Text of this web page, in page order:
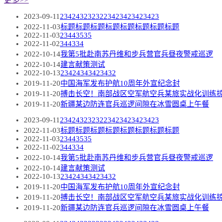
2023-09-11 2342432323223423423423423
2022-11-03标题标题标题标题标题标题标题标题
2022-11-0323443535
2022-11-02344334
2022-10-14我第5批赴南苏丹维和步兵营官兵昼夜警戒巡逻
2022-10-14建言献策测试
2022-10-1323424343423432
2019-11-20中国海军发布护航10周年外宣纪念封
2019-11-20搏击长空！南部战区空军航空兵某旅实战化训练
2019-11-20新疆某边防连官兵巡逻间隙在冰雪圆桌上午餐
2023-09-11 2342432323223423423423423
2022-11-03标题标题标题标题标题标题标题标题
2022-11-0323443535
2022-11-02344334
2022-10-14我第5批赴南苏丹维和步兵营官兵昼夜警戒巡逻
2022-10-14建言献策测试
2022-10-1323424343423432
2019-11-20中国海军发布护航10周年外宣纪念封
2019-11-20搏击长空！南部战区空军航空兵某旅实战化训练
2019-11-20新疆某边防连官兵巡逻间隙在冰雪圆桌上午餐